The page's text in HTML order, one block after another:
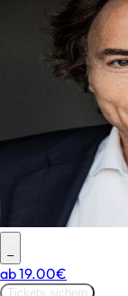
–
ab19.00€
Tickets sichern